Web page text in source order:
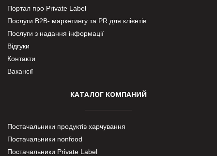
Портал про Private Label
Послуги В2В- маркетингу та PR для клієнтів
Послуги з надання інформації
Відгуки
Контакти
Вакансії
КАТАЛОГ КОМПАНИЙ
Постачальники продуктів харчування
Постачальники nonfood
Постачальники Private Label